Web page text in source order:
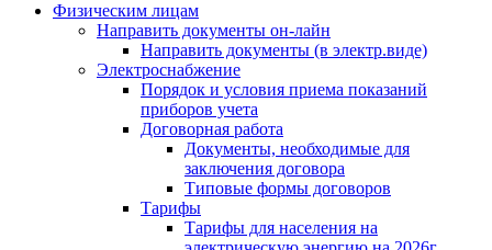
Физическим лицам
Направить документы он-лайн
Направить документы (в электр.виде)
Электроснабжение
Порядок и условия приема показаний
приборов учета
Договорная работа
Документы, необходимые для
заключения договора
Типовые формы договоров
Тарифы
Тарифы для населения на